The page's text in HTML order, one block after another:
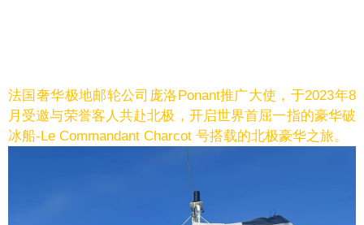
法国奢华极地邮轮公司庞洛Ponant推广大使，于2023年8
月受邀与荣誉客人共赴北极， 开启世界首屈一指的豪华破
冰船-Le Commandant Charcot 号搭载的北极豪华之旅。